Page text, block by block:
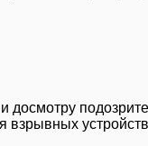
взрывных